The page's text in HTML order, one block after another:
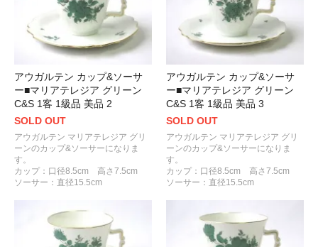
アウガルテン カップ&ソーサ
ー■マリアテレジア グリーン
C&S 1客 1級品 美品 2
SOLD OUT
アウガルテン マリアテレジア グリ
ーンのカップ&ソーサーになりま
す。
カップ：口径8.5cm 高さ7.5cm
ソーサー：直径15.5cm
アウガルテン カップ&ソーサ
ー■マリアテレジア グリーン
C&S 1客 1級品 美品 3
SOLD OUT
アウガルテン マリアテレジア グリ
ーンのカップ&ソーサーになりま
す。
カップ：口径8.5cm 高さ7.5cm
ソーサー：直径15.5cm